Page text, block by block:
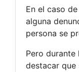
En el caso
alguna
persona se
Pero durante
destacar que